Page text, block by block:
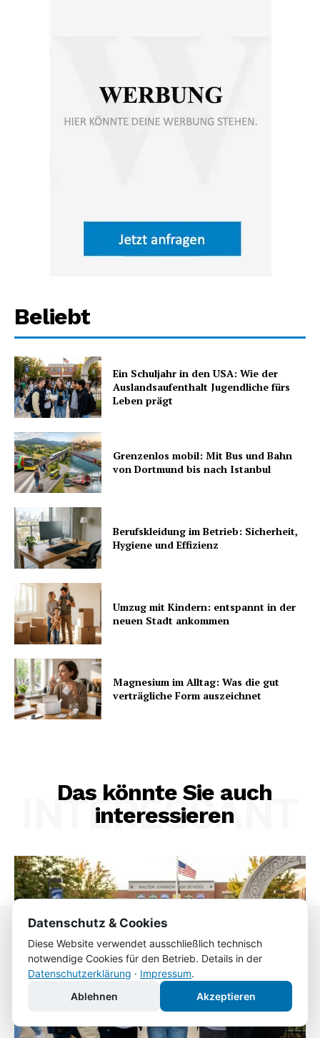
Beliebt
Ein Schuljahr in den USA: Wie der
Auslandsaufenthalt Jugendliche fürs
Leben prägt
Grenzenlos mobil: Mit Bus und Bahn
von Dortmund bis nach Istanbul
Berufskleidung im Betrieb: Sicherheit,
Hygiene und Effizienz
Umzug mit Kindern: entspannt in der
neuen Stadt ankommen
Magnesium im Alltag: Was die gut
verträgliche Form auszeichnet
Das könnte Sie auch
interessieren
INTERESSANT
Datenschutz & Cookies
Diese Website verwendet ausschließlich technisch
notwendige Cookies für den Betrieb. Details in der
Datenschutzerklärung · Impressum.
Ablehnen
Akzeptieren